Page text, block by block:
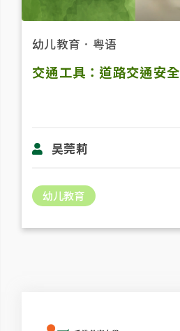
幼儿教育 ． 粤语
交通工具：道路交通安全
吴莞莉
幼儿教育